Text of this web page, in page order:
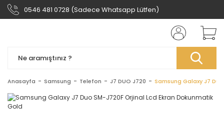
0546 481 0728 (Sadece Whatsapp Lütfen)
Anasayfa Samsung Telefon J7 DUO J720 Samsung Galaxy J7